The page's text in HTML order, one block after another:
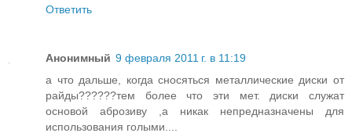
Ответить
Анонимный 9 февраля 2011 г. в 11:19
а что дальше, когда сносяться металлические диски от
райды??????тем более что эти мет. диски служат
основой аброзиву ,а никак непредназначены для
использования голыми....